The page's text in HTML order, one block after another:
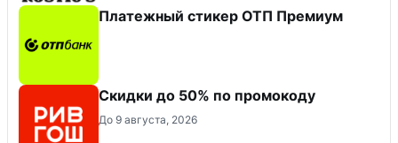
Платежный стикер ОТП Премиум
Скидки до 50% по промокоду
До 9 августа, 2026